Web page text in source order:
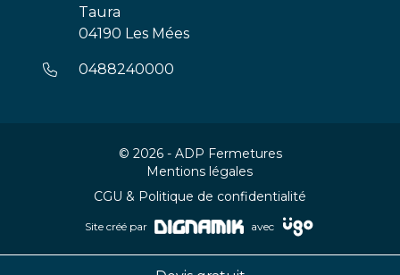
Taura
04190 Les Mées
0488240000
© 2026 - ADP Fermetures
Mentions légales
CGU & Politique de confidentialité
Site créé par avec